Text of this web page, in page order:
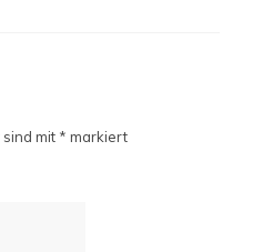
mit * markiert